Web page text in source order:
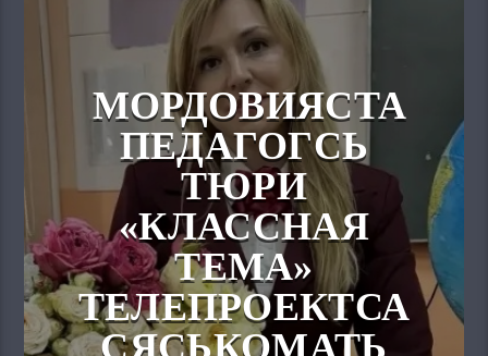
МОРДОВИЯСТА
ПЕДАГОГСЬ
ТЮРИ
«КЛАССНАЯ
ТЕМА»
ТЕЛЕПРОЕКТСА
СЯСЬКОМАТЬ